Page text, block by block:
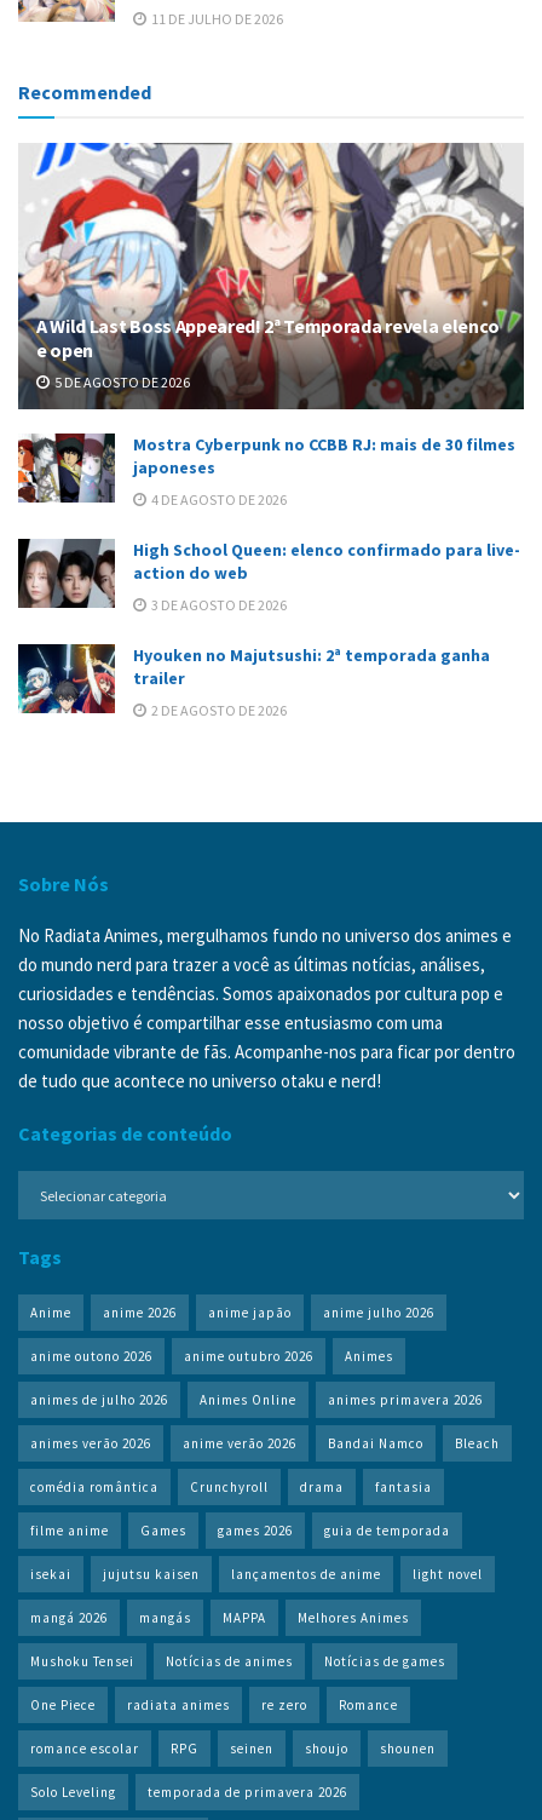
11 DE JULHO DE 2026
Recommended
A Wild Last Boss Appeared! 2ª Temporada revela elenco
e open
5 DE AGOSTO DE 2026
Mostra Cyberpunk no CCBB RJ: mais de 30 filmes
japoneses
4 DE AGOSTO DE 2026
High School Queen: elenco confirmado para live-
action do web
3 DE AGOSTO DE 2026
Hyouken no Majutsushi: 2ª temporada ganha
trailer
2 DE AGOSTO DE 2026
Sobre Nós
No Radiata Animes, mergulhamos fundo no universo dos animes e
do mundo nerd para trazer a você as últimas notícias, análises,
curiosidades e tendências. Somos apaixonados por cultura pop e
nosso objetivo é compartilhar esse entusiasmo com uma
comunidade vibrante de fãs. Acompanhe-nos para ficar por dentro
de tudo que acontece no universo otaku e nerd!
Categorias de conteúdo
Tags
Anime anime 2026 anime japão anime julho 2026
anime outono 2026 anime outubro 2026 Animes
animes de julho 2026 Animes Online animes primavera 2026
animes verão 2026 anime verão 2026 Bandai Namco Bleach
comédia romântica Crunchyroll drama fantasia
filme anime Games games 2026 guia de temporada
isekai jujutsu kaisen lançamentos de anime light novel
mangá 2026 mangás MAPPA Melhores Animes
Mushoku Tensei Notícias de animes Notícias de games
One Piece radiata animes re zero Romance
romance escolar RPG seinen shoujo shounen
Solo Leveling temporada de primavera 2026